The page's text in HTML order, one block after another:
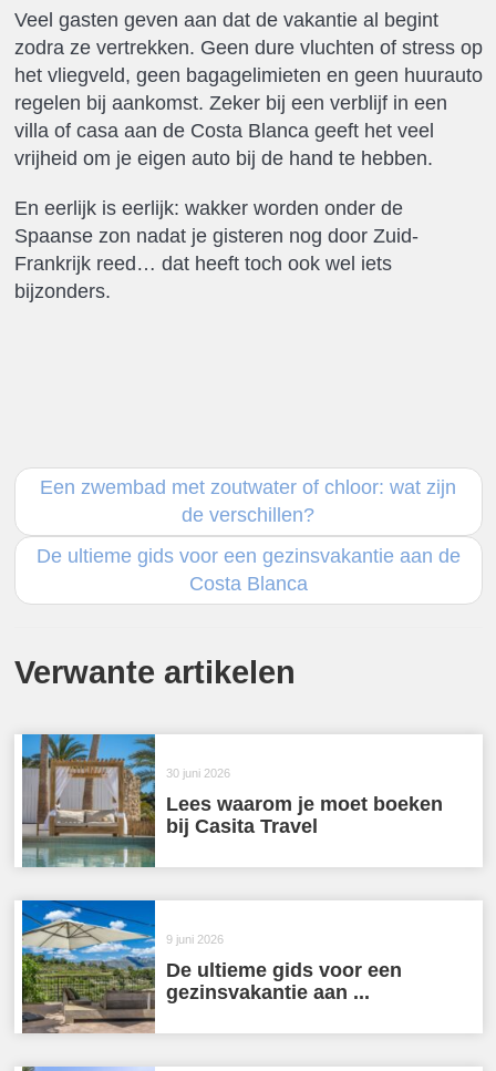
Veel gasten geven aan dat de vakantie al begint
zodra ze vertrekken. Geen dure vluchten of stress op
het vliegveld, geen bagagelimieten en geen huurauto
regelen bij aankomst. Zeker bij een verblijf in een
villa of casa aan de Costa Blanca geeft het veel
vrijheid om je eigen auto bij de hand te hebben.
En eerlijk is eerlijk: wakker worden onder de
Spaanse zon nadat je gisteren nog door Zuid-
Frankrijk reed… dat heeft toch ook wel iets
bijzonders.
Een zwembad met zoutwater of chloor: wat zijn
de verschillen?
De ultieme gids voor een gezinsvakantie aan de
Costa Blanca
Verwante artikelen
30 juni 2026
Lees waarom je moet boeken
bij Casita Travel
9 juni 2026
De ultieme gids voor een
gezinsvakantie aan ...